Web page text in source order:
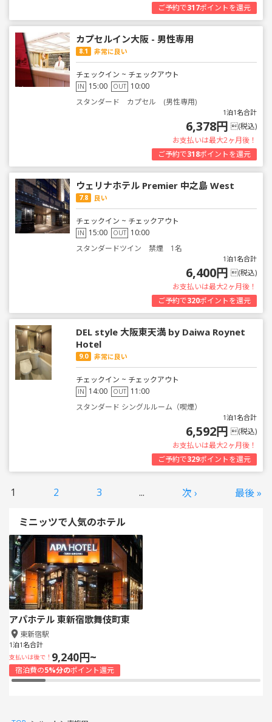
ご予約で317ポイントを還元
カプセルイン大阪 - 男性専用
8.1 非常に良い
チェックイン ~ チェックアウト
IN 15:00 OUT 10:00
スタンダード カプセル (男性専用)
1泊1名合計
6,378円 (税込)
お支払いは最大2ヶ月後！
ご予約で318ポイントを還元
ウェリナホテル Premier 中之島 West
7.8 良い
チェックイン ~ チェックアウト
IN 15:00 OUT 10:00
スタンダードツイン 禁煙 1名
1泊1名合計
6,400円 (税込)
お支払いは最大2ヶ月後！
ご予約で320ポイントを還元
DEL style 大阪東天満 by Daiwa Roynet
Hotel
9.0 非常に良い
チェックイン ~ チェックアウト
IN 14:00 OUT 11:00
スタンダード シングルルーム（喫煙）
1泊1名合計
6,592円 (税込)
お支払いは最大2ヶ月後！
ご予約で329ポイントを還元
1 2 3 ... 次 › 最後 »
ミニッツで人気のホテル
アパホテル 東新宿歌舞伎町東
東新宿駅
1泊1名合計
支払いは後で！ 9,240円~
宿泊費の5%分のポイント還元